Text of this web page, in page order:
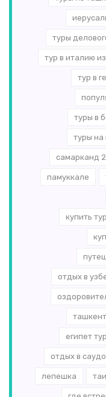
туры
тур в италию
тур в
туры в
туры на
самарканд
памуккале
купить
отдых в
египет
отдых в
лепешка